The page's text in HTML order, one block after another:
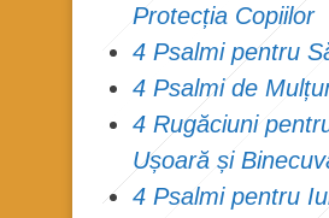
Protecția Copiilor
4 Psalmi pentru
4 Psalmi de
4 Rugăciuni
Ușoară și
4 Psalmi pentru